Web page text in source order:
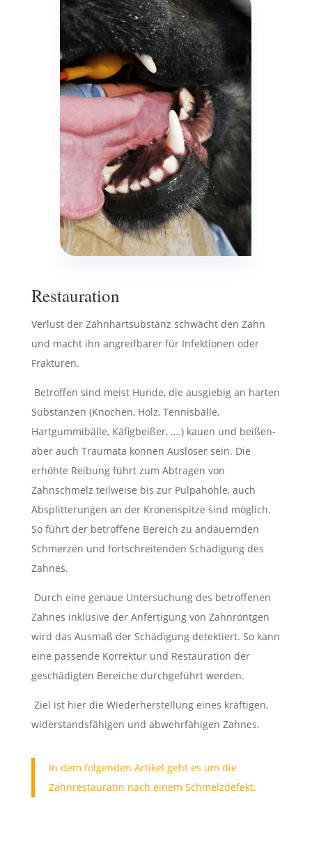
Restauration
Verlust der Zahnhartsubstanz schwächt den Zahn
und macht ihn angreifbarer für Infektionen oder
Frakturen.
Betroffen sind meist Hunde, die ausgiebig an harten
Substanzen (Knochen, Holz, Tennisbälle,
Hartgummibälle, Käfigbeißer, ….) kauen und beißen-
aber auch Traumata können Auslöser sein. Die
erhöhte Reibung führt zum Abtragen von
Zahnschmelz teilweise bis zur Pulpahöhle, auch
Absplitterungen an der Kronenspitze sind möglich.
So führt der betroffene Bereich zu andauernden
Schmerzen und fortschreitenden Schädigung des
Zahnes.
Durch eine genaue Untersuchung des betroffenen
Zahnes inklusive der Anfertigung von Zahnröntgen
wird das Ausmaß der Schädigung detektiert. So kann
eine passende Korrektur und Restauration der
geschädigten Bereiche durchgeführt werden.
Ziel ist hier die Wiederherstellung eines kräftigen,
widerstandsfähigen und abwehrfähigen Zahnes.
In dem folgenden Artikel geht es um die
Zahnrestauratin nach einem Schmelzdefekt.